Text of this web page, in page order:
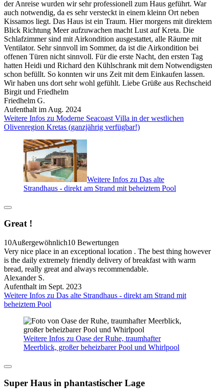
der Anreise wurden wir sehr professionell zum Haus geführt. War
auch notwendig, da es sehr versteckt in einem kleinn Ort neben
Kissamos liegt. Das Haus ist ein Traum. Hier morgens mit direktem
Blick Richtung Meer aufzuwachen macht Lust auf Kreta. Die
Schlafzimmer sind mit Airkondition ausgestattet, alle Räume mit
Ventilator. Sehr sinnvoll im Sommer, da ist die Airkondition bei
offenen Türen nicht sinnvoll. Für die erste Nacht, den ersten Tag
hatten Heidi und Richard den Kühlschrank mit dem Notwendigsten
schon befüllt. So konnten wir uns Zeit mit dem Einkaufen lassen.
Wir haben uns dort sehr wohl gefühlt. Liebe Grüße aus Rechscheid
Birgit und Friedhelm
Friedhelm G.
Aufenthalt im Aug. 2024
Weitere Infos zu Moderne Seacoast Villa in der westlichen
Olivenregion Kretas (ganzjährig verfügbar!)
Weitere Infos zu Das alte
Strandhaus - direkt am Strand mit beheiztem Pool
Great !
10Außergewöhnlich10 Bewertungen
Very nice place in an exceptional location . The best thing however
is the daily extremely friendly delivery of breakfast with warm
bread, really great and always recommendable.
Alexander S.
Aufenthalt im Sept. 2023
Weitere Infos zu Das alte Strandhaus - direkt am Strand mit
beheiztem Pool
Weitere Infos zu Oase der Ruhe, traumhafter
Meerblick, großer beheizbarer Pool und Whirlpool
Super Haus in phantastischer Lage